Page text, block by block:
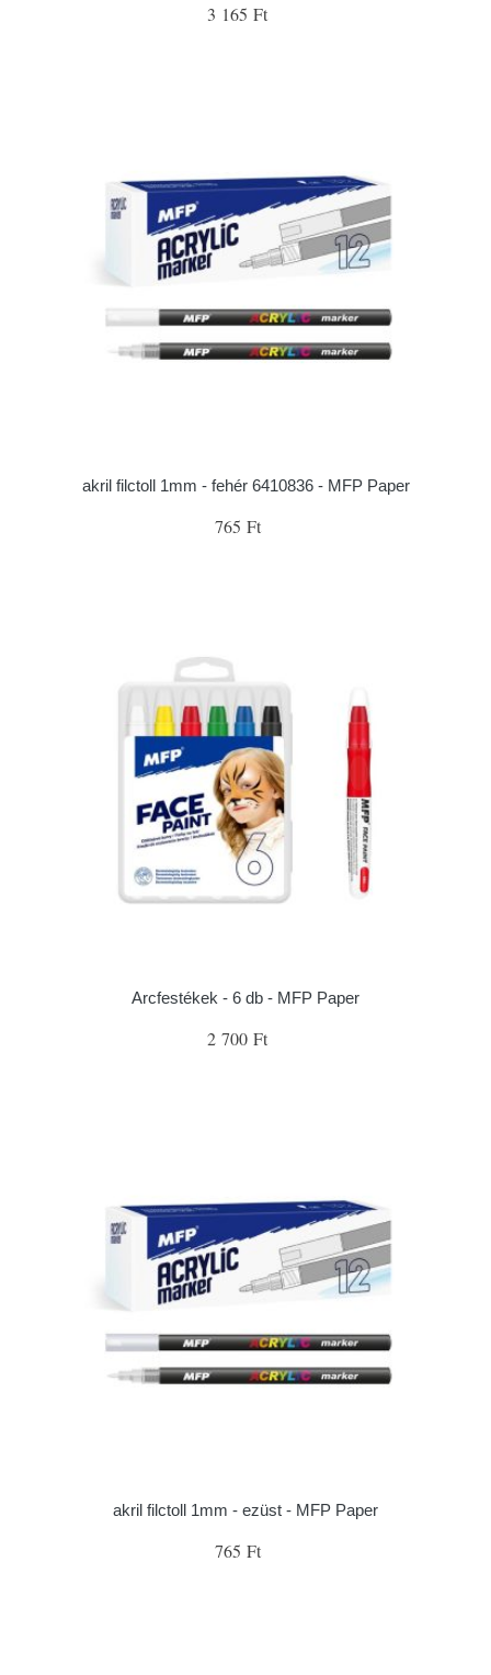
3 165 Ft
akril filctoll 1mm - fehér 6410836 - MFP Paper
765 Ft
Arcfestékek - 6 db - MFP Paper
2 700 Ft
akril filctoll 1mm - ezüst - MFP Paper
765 Ft